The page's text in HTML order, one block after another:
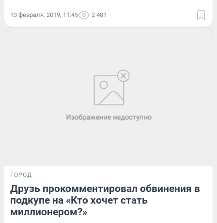
13 февраля, 2019, 11:45 2 481
ГОРОД
Друзь прокомментировал обвинения в
подкупе на «Кто хочет стать
миллионером?»